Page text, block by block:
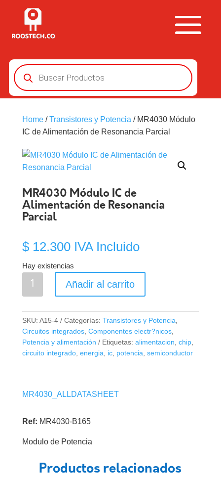
Búsqueda
de
productos
Home/Transistores y Potencia / MR4030 Módulo
IC de Alimentación de Resonancia Parcial
MR4030 Módulo IC de
Alimentación de Resonancia
Parcial
$12.300 IVA Incluido
Hay existencias
MR4030
Alimentación
de
Resonancia
Añadir al carrito
SKU: A15-4 Categorías: Transistores y Potencia
Circuitos integrados, Componentes electr?nicos,
Potencia y alimentación
Etiquetas: alimentacion chip,
circuito integrado, energia ic, potencia semiconductor
MR4030_ALLDATASHEET
Ref: MR4030-B165
Modulo de Potencia
Productos relacionados